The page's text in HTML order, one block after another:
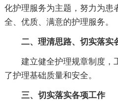
化护理服务为主题，努力为患
全、优质、满意的护理服务。
二、理清思路、切实落实
建立健全护理规章制度，
了护理基础质量和安全。
三、切实落实各项工作